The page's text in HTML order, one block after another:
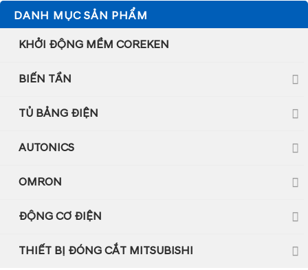
DANH MỤC SẢN PHẨM
KHỞI ĐỘNG MỀM COREKEN
BIẾN TẦN
TỦ BẢNG ĐIỆN
AUTONICS
OMRON
ĐỘNG CƠ ĐIỆN
THIẾT BỊ ĐÓNG CẮT MITSUBISHI